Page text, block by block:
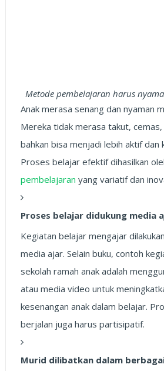
Metode pembelajaran harus
Anak merasa senang dan nyaman
Mereka tidak merasa takut,
bahkan bisa menjadi lebih aktif dan
Proses belajar efektif dihasilkan
pembelajaran yang variatif dan
Proses belajar didukung media
Kegiatan belajar mengajar
media ajar. Selain buku, contoh
sekolah ramah anak adalah
atau media video untuk
kesenangan anak dalam belajar.
berjalan juga harus partisipatif.
Murid dilibatkan dalam